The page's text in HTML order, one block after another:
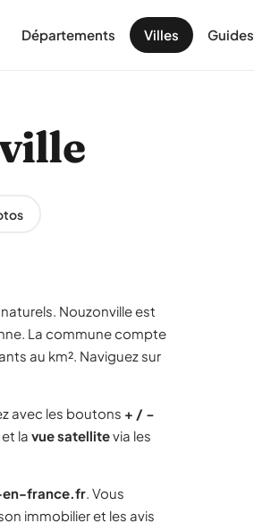
Départements Villes Guides
Nouzonville est
La commune compte
au km². Naviguez sur
avec les boutons + / −
et la vue satellitevia les
france.fr. Vous
immobilier et les avis